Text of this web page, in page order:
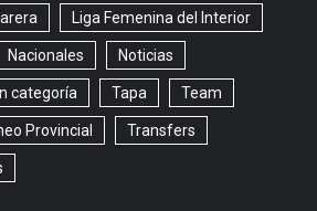
Liga Femenina del Interior
Nacionales Noticias
categoría Tapa Team
Provincial Transfers